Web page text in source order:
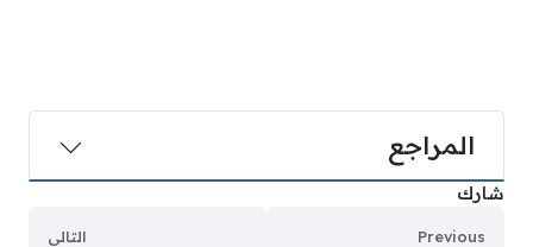
المراجع
شارك
Previous التالي